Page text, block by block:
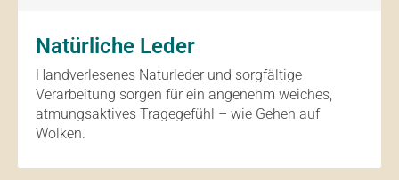
Natürliche Leder
Handverlesenes Naturleder und sorgfältige
Verarbeitung sorgen für ein angenehm weiches,
atmungsaktives Tragegefühl – wie Gehen auf
Wolken.